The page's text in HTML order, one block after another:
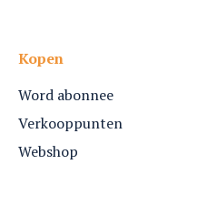
Kopen
Word abonnee
Verkooppunten
Webshop